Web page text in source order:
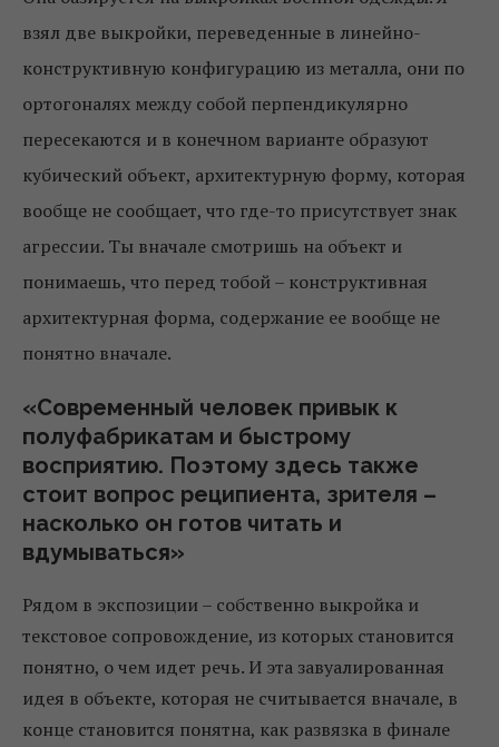
взял две выкройки, переведенные в линейно-
конструктивную конфигурацию из металла, они по
ортогоналях между собой перпендикулярно
пересекаются и в конечном варианте образуют
кубический объект, архитектурную форму, которая
вообще не сообщает, что где-то присутствует знак
агрессии. Ты вначале смотришь на объект и
понимаешь, что перед тобой – конструктивная
архитектурная форма, содержание ее вообще не
понятно вначале.
«Современный человек привык к
полуфабрикатам и быстрому
восприятию. Поэтому здесь также
стоит вопрос реципиента, зрителя –
насколько он готов читать и
вдумываться»
Рядом в экспозиции – собственно выкройка и
текстовое сопровождение, из которых становится
понятно, о чем идет речь. И эта завуалированная
идея в объекте, которая не считывается вначале, в
конце становится понятна, как развязка в финале